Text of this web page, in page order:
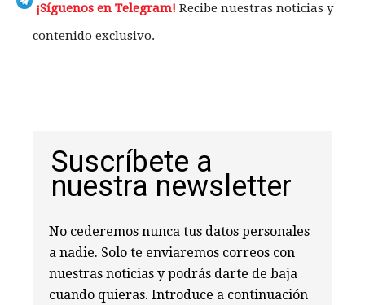
¡Síguenos en Telegram! Recibe nuestras noticias y
contenido exclusivo.
Suscríbete a
nuestra newsletter
No cederemos nunca tus datos personales
a nadie. Solo te enviaremos correos con
nuestras noticias y podrás darte de baja
cuando quieras. Introduce a continuación